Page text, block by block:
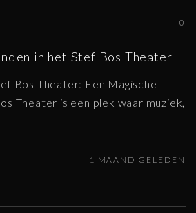
0
in het Stef Bos Theater
Bos Theater: Een Magische
Theater is een plek waar muziek,
1 MAAND GELEDEN